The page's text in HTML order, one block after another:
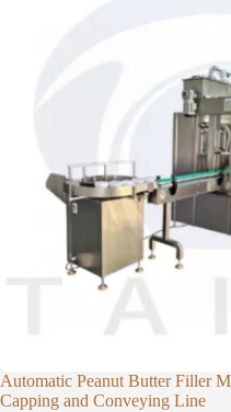
Automatic Peanut Butter Filler
Capping and Conveying Line